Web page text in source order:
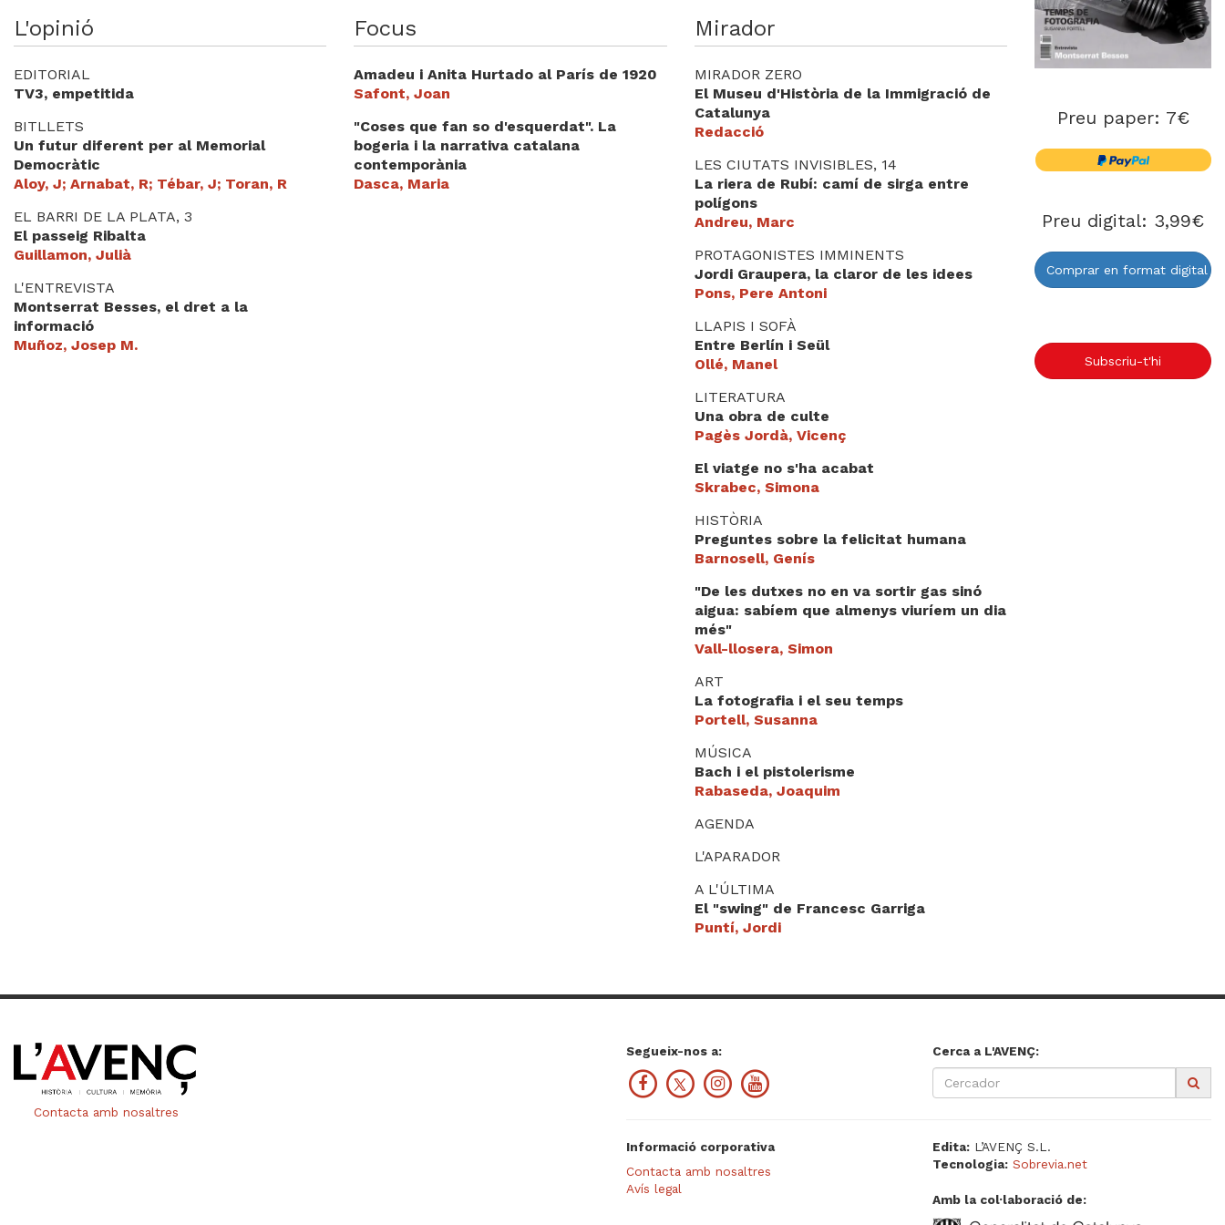
L'opinió
EDITORIAL
TV3, empetitida
BITLLETS
Un futur diferent per al Memorial
Democràtic
Aloy, J; Arnabat, R; Tébar, J; Toran, R
EL BARRI DE LA PLATA, 3
El passeig Ribalta
Guillamon, Julià
L'ENTREVISTA
Montserrat Besses, el dret a la
informació
Muñoz, Josep M.
Focus
Amadeu i Anita Hurtado al París de 1920
Safont, Joan
"Coses que fan so d'esquerdat". La
bogeria i la narrativa catalana
contemporània
Dasca, Maria
Mirador
MIRADOR ZERO
El Museu d'Història de la Immigració de
Catalunya
Redacció
LES CIUTATS INVISIBLES, 14
La riera de Rubí: camí de sirga entre
polígons
Andreu, Marc
PROTAGONISTES IMMINENTS
Jordi Graupera, la claror de les idees
Pons, Pere Antoni
LLAPIS I SOFÀ
Entre Berlín i Seül
Ollé, Manel
LITERATURA
Una obra de culte
Pagès Jordà, Vicenç
El viatge no s'ha acabat
Skrabec, Simona
HISTÒRIA
Preguntes sobre la felicitat humana
Barnosell, Genís
"De les dutxes no en va sortir gas sinó
aigua: sabíem que almenys viuríem un dia
més"
Vall-llosera, Simon
ART
La fotografia i el seu temps
Portell, Susanna
MÚSICA
Bach i el pistolerisme
Rabaseda, Joaquim
AGENDA
L'APARADOR
A L'ÚLTIMA
El "swing" de Francesc Garriga
Puntí, Jordi
Preu paper: 7€
Preu digital: 3,99€
Comprar en format digital
Subscriu-t'hi
Contacta amb nosaltres
Segueix-nos a: Cerca a L'AVENÇ:
Informació corporativa
Contacta amb nosaltres
Avís legal
Edita: L’AVENÇ S.L.
Tecnologia: Sobrevia.net
Amb la col·laboració de: